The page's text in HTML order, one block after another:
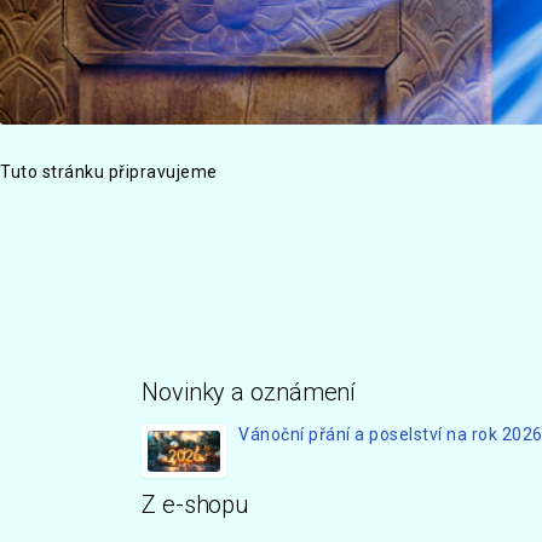
Tuto stránku připravujeme
Novinky a oznámení
Vánoční přání a poselství na rok 2026
Z e-shopu